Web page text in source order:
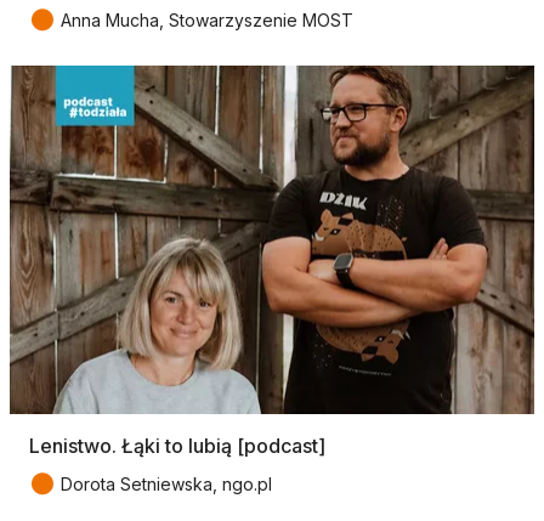
● Anna Mucha, Stowarzyszenie MOST
Lenistwo. Łąki to lubią [podcast]
● Dorota Setniewska, ngo.pl